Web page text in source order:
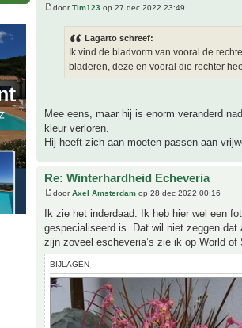
doorTim123 op 27 dec 2022 23:49
Lagarto schreef:
Ik vind de bladvorm van vooral de
bladeren, deze en vooral die rechter
Mee eens, maar hij is enorm veranderd
kleur verloren.
Hij heeft zich aan moeten passen aan
Re: Winterhardheid Echeveria
doorAxel Amsterdam op 28 dec 2022 00:16
Ik zie het inderdaad. Ik heb hier wel een
gespecialiseerd is. Dat wil niet zeggen
zijn zoveel escheveria’s zie ik op World of
BIJLAGEN